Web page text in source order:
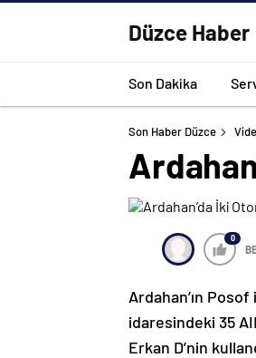
Düzce Haber
Son Dakika
Son Haber Düzce
0
Ardahan’ın
idaresindeki 35
Erkan D’nin